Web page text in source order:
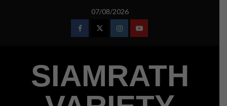
07/08/2026
FacebookTwitterInstagramYoutube
SIAMRATH